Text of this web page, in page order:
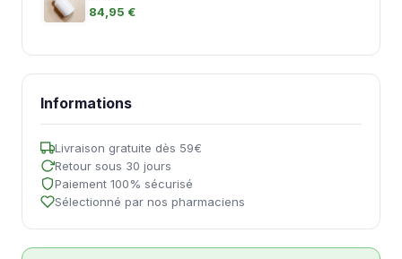
84,95 €
Informations
Livraison gratuite dès 59€
Retour sous 30 jours
Paiement 100% sécurisé
Sélectionné par nos pharmaciens